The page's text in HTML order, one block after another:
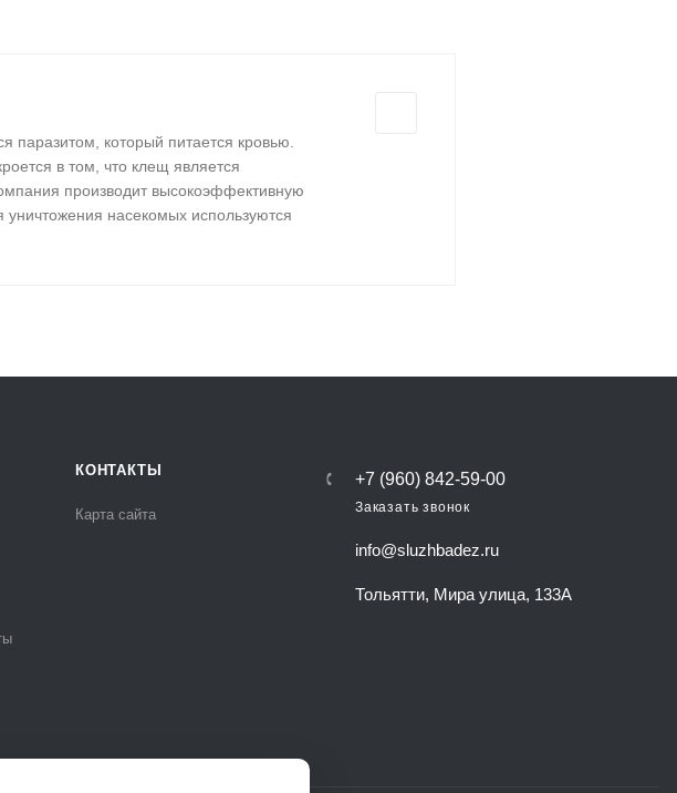
паразитом, который питается кровью.
в том, что клещ является
производит высокоэффективную
уничтожения насекомых используются
КОНТАКТЫ
Карта сайта
+7 (960) 842-59-00
Заказать звонок
info@sluzhbadez.ru
Тольятти, Мира улица, 133А